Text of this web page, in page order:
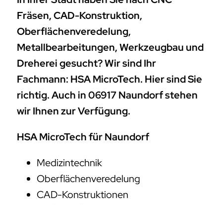
Fräsen, CAD-Konstruktion,
Oberflächenveredelung,
Metallbearbeitungen, Werkzeugbau und
Dreherei gesucht? Wir sind Ihr
Fachmann: HSA MicroTech. Hier sind Sie
richtig. Auch in 06917 Naundorf stehen
wir Ihnen zur Verfügung.
HSA MicroTech für Naundorf
Medizintechnik
Oberflächenveredelung
CAD-Konstruktionen